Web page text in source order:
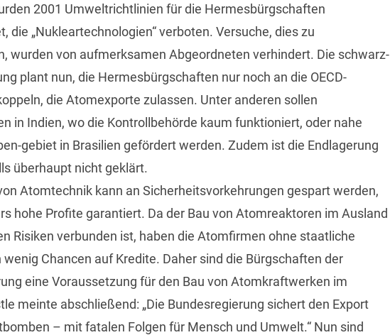
2001 Umweltrichtlinien für die Hermesbürgschaften
die „Nukleartechnologien“ verboten. Versuche, dies zu
wurden von aufmerksamen Abgeordneten verhindert. Die schwarz-
plant nun, die Hermesbürgschaften nur noch an die OECD-
die Atomexporte zulassen. Unter anderen sollen
in Indien, wo die Kontrollbehörde kaum funktioniert, oder nahe
gebiet in Brasilien gefördert werden. Zudem ist die Endlagerung
überhaupt nicht geklärt.
Atomtechnik kann an Sicherheitsvorkehrungen gespart werden,
hohe Profite garantiert. Da der Bau von Atomreaktoren im Ausland
Risiken verbunden ist, haben die Atomfirmen ohne staatliche
Chancen auf Kredite. Daher sind die Bürgschaften der
eine Voraussetzung für den Bau von Atomkraftwerken im
meinte abschließend: „Die Bundesregierung sichert den Export
– mit fatalen Folgen für Mensch und Umwelt.“ Nun sind